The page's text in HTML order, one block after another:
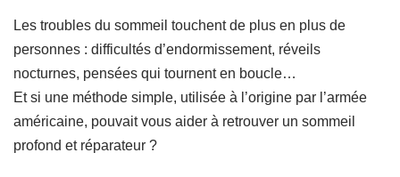
Les troubles du sommeil touchent de plus en plus de
personnes : difficultés d’endormissement, réveils
nocturnes, pensées qui tournent en boucle…
Et si une méthode simple, utilisée à l’origine par l’armée
américaine, pouvait vous aider à retrouver un sommeil
profond et réparateur ?